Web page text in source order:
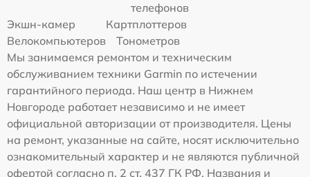
телефонов
Экшн-камер
Картплоттеров
Велокомпьютеров
Тонометров
Мы занимаемся ремонтом и техническим
обслуживанием техники Garmin по истечении
гарантийного периода. Наш центр в Нижнем
Новгороде работает независимо и не имеет
официальной авторизации от производителя. Цены
на ремонт, указанные на сайте, носят исключительно
ознакомительный характер и не являются публичной
офертой согласно п. 2 ст. 437 ГК РФ. Названия и